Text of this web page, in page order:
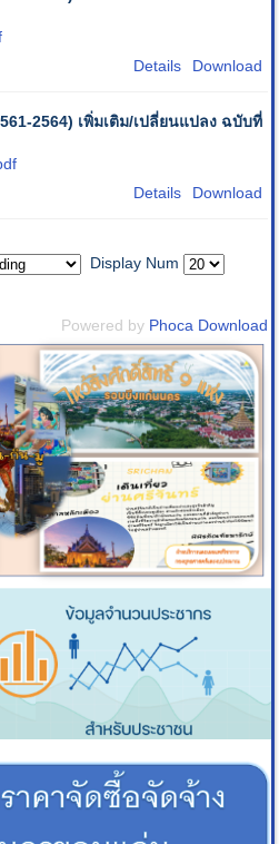
Download
Details
2564) เพิ่มเติม/เปลี่ยนแปลง ฉบับที่
Download
Details
Display Num
Powered by Phoca Download